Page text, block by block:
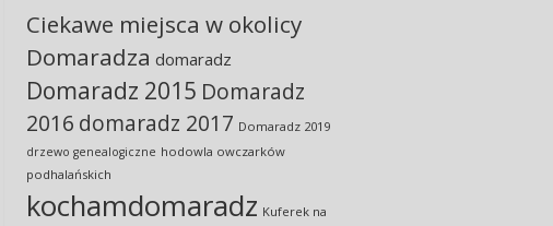
Ciekawe miejsca w okolicy
Domaradza domaradz
Domaradz 2015 Domaradz
2016 domaradz 2017 Domaradz 2019
drzewo genealogiczne hodowla owczarków
podhalańskich
kochamdomaradz Kuferek na